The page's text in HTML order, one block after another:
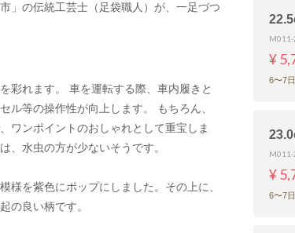
」の伝統工芸士（足袋職人）が、一足づつ
彩れます。 車を運転する際、車内履きと
ル等の操作性が向上します。 もちろん、
ワンポイントのおしゃれとして重宝しま
、水虫の方が少ないそうです。
様を紫色にポップにしました。その上に、
の良い柄です。
M011-
¥
6〜7
M011-
¥
6〜7